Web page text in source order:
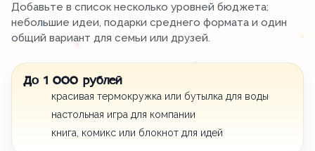
Добавьте в список несколько уровней бюджета:
небольшие идеи, подарки среднего формата и один
общий вариант для семьи или друзей.
До 1 000 рублей
красивая термокружка или бутылка для воды
настольная игра для компании
книга, комикс или блокнот для идей